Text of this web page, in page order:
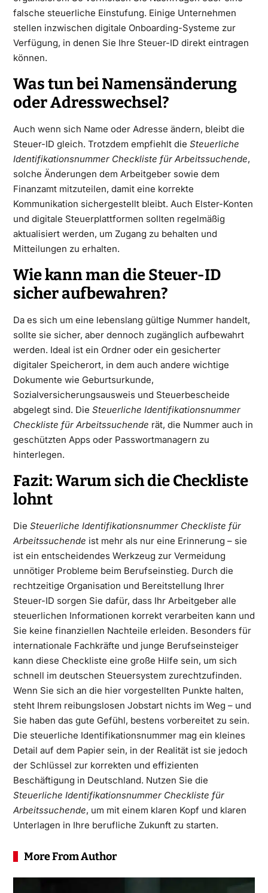
falsche steuerliche Einstufung. Einige Unternehmen
stellen inzwischen digitale Onboarding-Systeme zur
Verfügung, in denen Sie Ihre Steuer-ID direkt eintragen
können.
Was tun bei Namensänderung
oder Adresswechsel?
Auch wenn sich Name oder Adresse ändern, bleibt die
Steuer-ID gleich. Trotzdem empfiehlt die Steuerliche
Identifikationsnummer Checkliste für Arbeitssuchende,
solche Änderungen dem Arbeitgeber sowie dem
Finanzamt mitzuteilen, damit eine korrekte
Kommunikation sichergestellt bleibt. Auch Elster-Konten
und digitale Steuerplattformen sollten regelmäßig
aktualisiert werden, um Zugang zu behalten und
Mitteilungen zu erhalten.
Wie kann man die Steuer-ID
sicher aufbewahren?
Da es sich um eine lebenslang gültige Nummer handelt,
sollte sie sicher, aber dennoch zugänglich aufbewahrt
werden. Ideal ist ein Ordner oder ein gesicherter
digitaler Speicherort, in dem auch andere wichtige
Dokumente wie Geburtsurkunde,
Sozialversicherungsausweis und Steuerbescheide
abgelegt sind. Die Steuerliche Identifikationsnummer
Checkliste für Arbeitssuchende rät, die Nummer auch in
geschützten Apps oder Passwortmanagern zu
hinterlegen.
Fazit: Warum sich die Checkliste
lohnt
Die Steuerliche Identifikationsnummer Checkliste für
Arbeitssuchende ist mehr als nur eine Erinnerung – sie
ist ein entscheidendes Werkzeug zur Vermeidung
unnötiger Probleme beim Berufseinstieg. Durch die
rechtzeitige Organisation und Bereitstellung Ihrer
Steuer-ID sorgen Sie dafür, dass Ihr Arbeitgeber alle
steuerlichen Informationen korrekt verarbeiten kann und
Sie keine finanziellen Nachteile erleiden. Besonders für
internationale Fachkräfte und junge Berufseinsteiger
kann diese Checkliste eine große Hilfe sein, um sich
schnell im deutschen Steuersystem zurechtzufinden.
Wenn Sie sich an die hier vorgestellten Punkte halten,
steht Ihrem reibungslosen Jobstart nichts im Weg – und
Sie haben das gute Gefühl, bestens vorbereitet zu sein.
Die steuerliche Identifikationsnummer mag ein kleines
Detail auf dem Papier sein, in der Realität ist sie jedoch
der Schlüssel zur korrekten und effizienten
Beschäftigung in Deutschland. Nutzen Sie die
Steuerliche Identifikationsnummer Checkliste für
Arbeitssuchende, um mit einem klaren Kopf und klaren
Unterlagen in Ihre berufliche Zukunft zu starten.
More From Author